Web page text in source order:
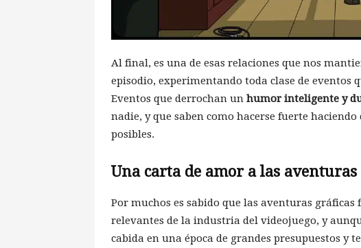
Al final, es una de esas relaciones que nos
episodio, experimentando toda clase de eventos
Eventos que derrochan un humor inteligente y
nadie, y que saben como hacerse fuerte
posibles.
Una carta de amor a las
Por muchos es sabido que las aventuras
relevantes de la industria del videojuego, y
cabida en una época de grandes presupuestos y